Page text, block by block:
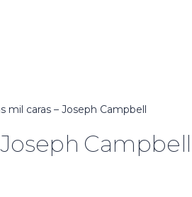
mil caras – Joseph Campbell
Campbell